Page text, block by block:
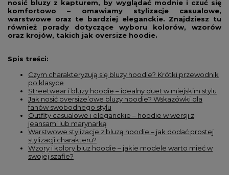
nosić bluzy z kapturem, by wyglądać modnie i czuć się
komfortowo – omawiamy stylizacje casualowe,
warstwowe oraz te bardziej eleganckie. Znajdziesz tu
również porady dotyczące wyboru kolorów, wzorów
oraz krojów, takich jak oversize hoodie.
Spis treści:
Czym charakteryzują się bluzy hoodie? Krótki przewodnik
po klasyce
Streetwear i bluzy hoodie – idealny duet w miejskim stylu
Jak nosić oversize’owe bluzy hoodie? Wskazówki dla
fanów swobodnego stylu
Outfity casualowe i eleganckie – hoodie w wersji z
jeansami lub marynarką
Warstwowe stylizacje z bluzą hoodie – jak dodać prostej
stylizacji charakteru?
Wzory i kolory bluz hoodie – jakie modele warto mieć w
swojej szafie?